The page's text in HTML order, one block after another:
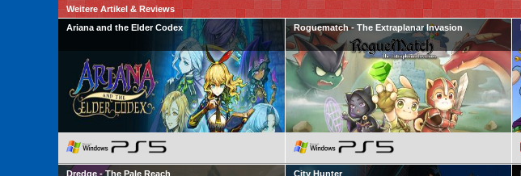
Weitere Artikel & Reviews
Ariana and the Elder Codex
Roguematch - The Extraplanar Invasion
Dredge - The Pale Reach City Hunter